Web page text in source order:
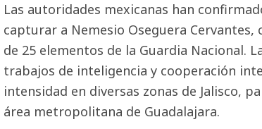
Las autoridades mexicanas han
capturar a Nemesio Oseguera Cervantes,
de 25 elementos de la Guardia Nacional.
trabajos de inteligencia y cooperación
intensidad en diversas zonas de Jalisco,
área metropolitana de Guadalajara.